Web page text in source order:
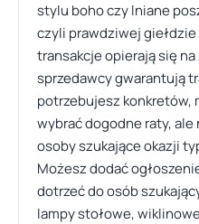
stylu boho czy lniane
czyli prawdziwej giełdzie
transakcje opierają się
sprzedawcy gwarantują
potrzebujesz konkretów,
wybrać dogodne raty,
osoby szukające okazji
Możesz dodać
dotrzeć do osób
lampy stołowe,